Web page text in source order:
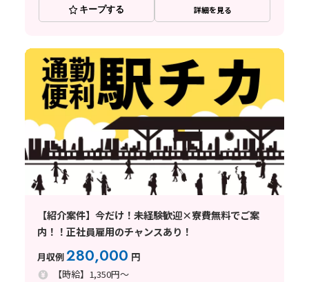
キープする 詳細を見る
【紹介案件】今だけ！未経験歓迎×寮費無料でご案
内！！正社員雇用のチャンスあり！
月収例280,000 円
【時給】1,350円～